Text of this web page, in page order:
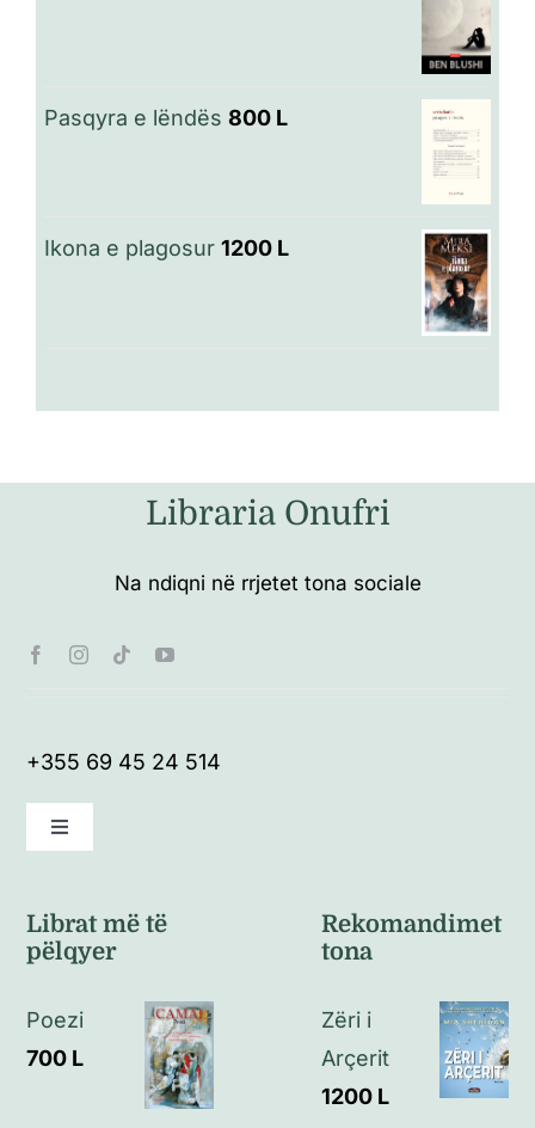
Pasqyra e lëndës 800 L
Ikona e plagosur 1200 L
Libraria Onufri
Na ndiqni në rrjetet tona sociale
+355 69 45 24 514
Toggle
Politikat e kthimeve
Politikat e privatësisë
Librat më të
pëlqyer
Poezi
700 L
Rekomandimet
tona
Zëri i
Arçerit
1200 L